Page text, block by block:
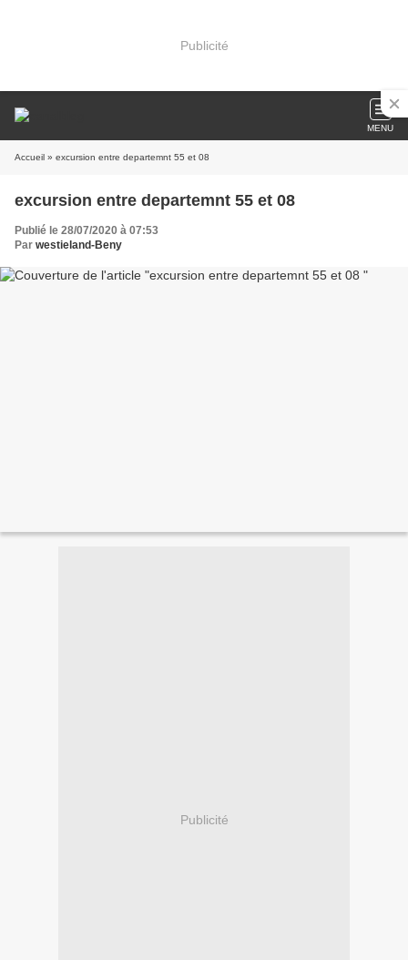
Publicité
MENU
Accueil » excursion entre departemnt 55 et 08
excursion entre departemnt 55 et 08
Publié le 28/07/2020 à 07:53
Par westieland-Beny
Publicité